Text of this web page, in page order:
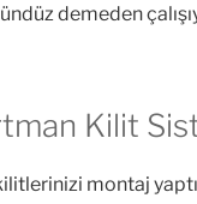
demeden
Kilit
montaj